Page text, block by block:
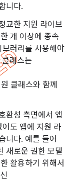
니다.
교한 지원 라이브
개 이상에 종속
러리를 사용해야
클래스는
클래스와 함께
환성 측면에서 앱
도 앱에 지원 라
니다. 예를 들어
새로운 권한 모델
활용하기 위해서